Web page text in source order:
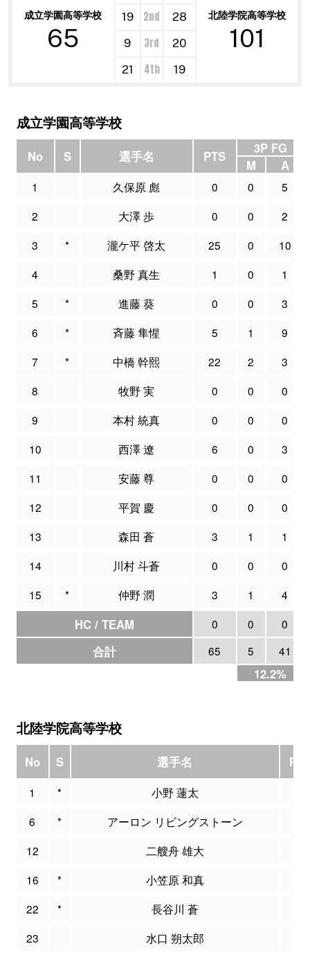
成立学園高等学校
65
北陸学院高等学校
101
19 2nd
28
9
3rd
20
21
4th 19
成立学園高等学校
No S 選手名 PTS
3P FG
M
A
1 久保原 彪 0 0
5
2
大澤 歩 0 0
2
3
* 瀧ケ平 啓太 25 0
10
4
桑野 真生 1 0
1
5
* 進藤 葵 0 0
3
6
* 斉藤 隼惺 5 1
9
7
* 中橋 幹熙 22 2
3
8
牧野 実 0 0
0
9
本村 統真 0 0
0
10
西澤 遼 6 0
3
11
安藤 尊 0 0
0
12
平賀 慶 0 0
0
13
森田 蒼 3 1
1
14
川村 斗蒼 0 0
0
15
* 仲野 潤 3 1 4
HC / TEAM 0 0 0
合計 65 5 41
12.2%
北陸学院高等学校
No S 選手名
1 * 小野 蓮太
6
* アーロン リビングストーン
12
二艘舟 雄大
16
* 小笠原 和真
22
* 長谷川 蒼
23
水口 朔太郎